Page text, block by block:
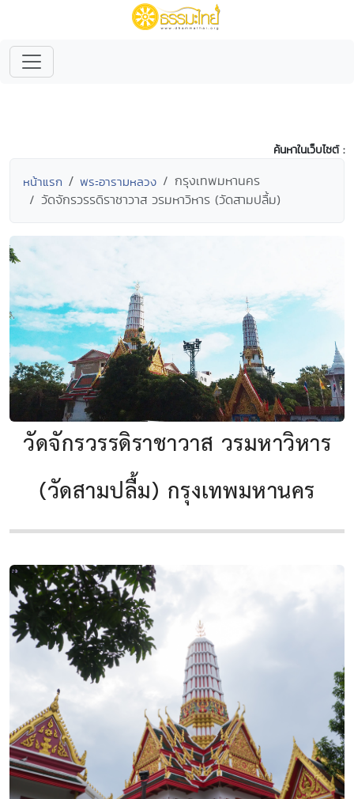
ค้นหาในเว็บไซต์ :
หน้าแรก พระอารามหลวง
กรุงเทพมหานคร
วัดจักรวรรดิราชาวาส วรมหาวิหาร (วัดสามปลื้ม)
วัดจักรวรรดิราชาวาส วรมหาวิหาร
(วัดสามปลื้ม) กรุงเทพมหานคร